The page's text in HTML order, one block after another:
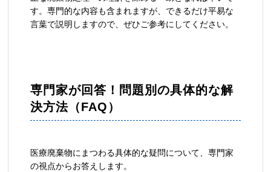
す。専門的な内容も含まれますが、できるだけ平易な
言葉で説明しますので、ぜひご参考にしてください。
専門家が回答！問題別の具体的な解
決方法（FAQ）
医療廃棄物にまつわる具体的な疑問について、専門家
の視点からお答えします。